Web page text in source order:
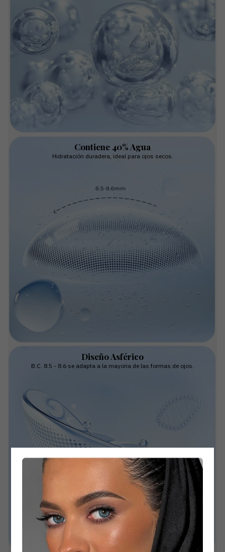
Contiene 40% Agua
Hidratación duradera, ideal para ojos secos.
Diseño Asférico
B.C. 8.5 - 8.6 se adapta a la mayoria de las formas de ojos.